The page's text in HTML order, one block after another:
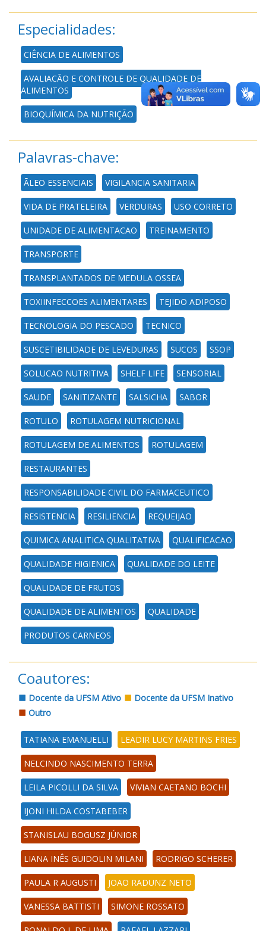
Especialidades:
CIÊNCIA DE ALIMENTOS
AVALIAÇÃO E CONTROLE DE QUALIDADE DE
ALIMENTOS
BIOQUÍMICA DA NUTRIÇÃO
Palavras-chave:
ÃLEO ESSENCIAIS VIGILANCIA SANITARIA
VIDA DE PRATELEIRA VERDURAS USO CORRETO
UNIDADE DE ALIMENTACAO TREINAMENTO
TRANSPORTE
TRANSPLANTADOS DE MEDULA OSSEA
TOXIINFECCOES ALIMENTARES TEJIDO ADIPOSO
TECNOLOGIA DO PESCADO TECNICO
SUSCETIBILIDADE DE LEVEDURAS SUCOS SSOP
SOLUCAO NUTRITIVA SHELF LIFE SENSORIAL
SAUDE SANITIZANTE SALSICHA SABOR
ROTULO ROTULAGEM NUTRICIONAL
ROTULAGEM DE ALIMENTOS ROTULAGEM
RESTAURANTES
RESPONSABILIDADE CIVIL DO FARMACEUTICO
RESISTENCIA RESILIENCIA REQUEIJAO
QUIMICA ANALITICA QUALITATIVA QUALIFICACAO
QUALIDADE HIGIENICA QUALIDADE DO LEITE
QUALIDADE DE FRUTOS
QUALIDADE DE ALIMENTOS QUALIDADE
PRODUTOS CARNEOS
Coautores:
Docente da UFSM Ativo
Docente da UFSM Inativo
Outro
TATIANA EMANUELLI LEADIR LUCY MARTINS FRIES
NELCINDO NASCIMENTO TERRA
LEILA PICOLLI DA SILVA VIVIAN CAETANO BOCHI
IJONI HILDA COSTABEBER
STANISLAU BOGUSZ JÚNIOR
LIANA INÊS GUIDOLIN MILANI RODRIGO SCHERER
PAULA R AUGUSTI JOAO RADUNZ NETO
VANESSA BATTISTI SIMONE ROSSATO